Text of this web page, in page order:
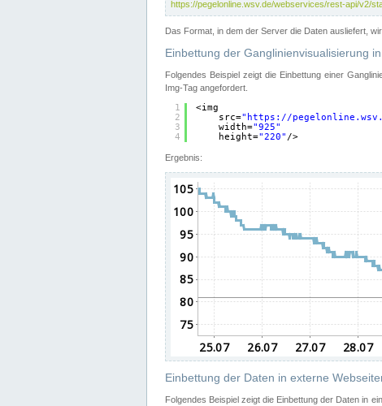
https://pegelonline.wsv.de/webservices/rest-api/v2/
Das Format, in dem der Server die Daten ausliefert,
Einbettung der Ganglinienvisualisierung
Folgendes Beispiel zeigt die Einbettung einer
Img-Tag angefordert.
1
2
3
4
<img
src=" https://
width="925"
height="220" />
Ergebnis:
Einbettung der Daten in externe
Folgendes Beispiel zeigt die Einbettung der Daten in